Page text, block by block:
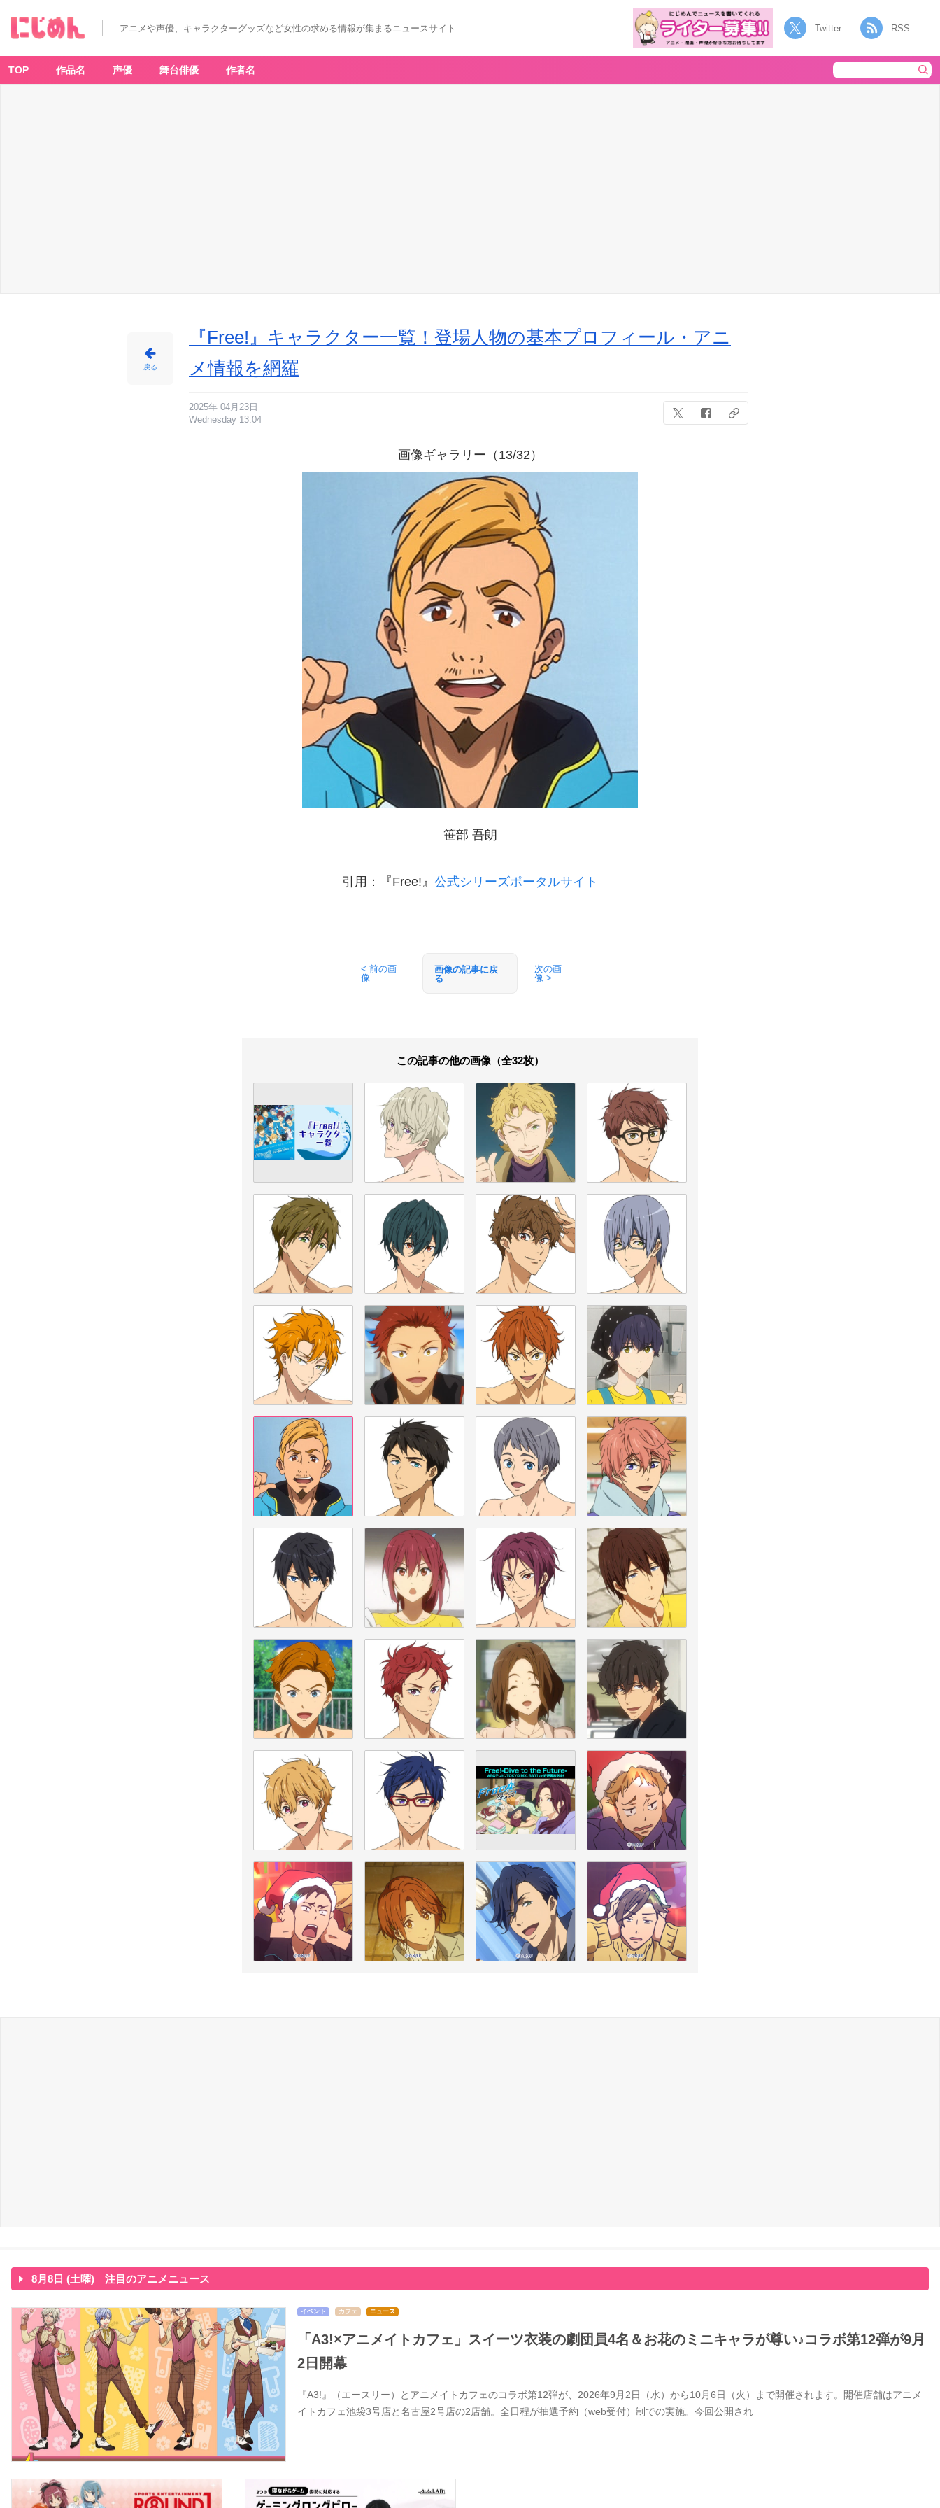
ニ
情
報
サ
アニメや声優、キャラクターグッズなど女性の求める情報が集まるニュースサイト Twitter RSS
TOP 作品名 声優 舞台俳優 作者名
戻る
『Free!』キャラクター一覧！登場人物の基本プロフィール・アニ
メ情報を網羅
2025年 04月23日
Wednesday 13:04
画像ギャラリー（13/32）
笹部 吾朗
引用：『Free!』 公式シリーズポータルサイト
< 前の画
像
画像の記事に戻
る
次の画
像 >
この記事の他の画像（全32枚）
8月8日 (土曜) 注目のアニメニュース
イベント カフェ ニュース
「A3!×アニメイトカフェ」スイーツ衣装の劇団員4名＆お花のミニキャラが尊い♪コラボ第12弾が9月
2日開幕
『A3!』（エースリー）とアニメイトカフェのコラボ第12弾が、2026年9月2日（水）から10月6日（火）まで開催されます。開催店舗はアニメ
イトカフェ池袋3号店と名古屋2号店の2店舗。全日程が抽選予約（web受付）制での実施。今回公開され